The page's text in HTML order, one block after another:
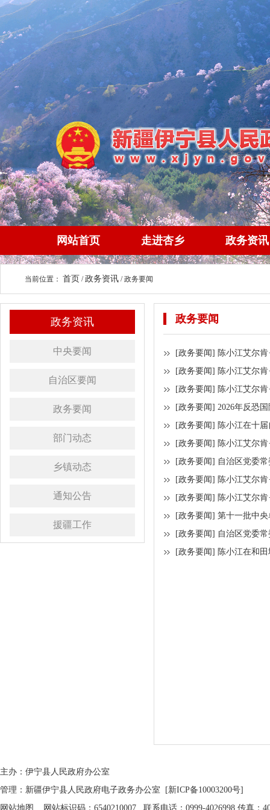
网站首页 走进杏乡 政务资讯
当前位置： 首页 /政务资讯 /政务要闻
政务资讯
中央要闻
自治区要闻
政务要闻
部门动态
乡镇动态
通知公告
援疆工作
政务要闻
[政务要闻] 陈小江艾尔
[政务要闻] 陈小江艾尔
[政务要闻] 陈小江艾尔
[政务要闻] 2026年反恐
[政务要闻]
[政务要闻] 陈小江艾尔
[政务要闻] 自治区党委
[政务要闻] 陈小江艾尔
[政务要闻] 陈小江艾尔
[政务要闻] 第十一批中
[政务要闻] 自治区党委
[政务要闻] 陈小江在和
主办：伊宁县人民政府办公室
管理：新疆伊宁县人民政府电子政务办公室
[新ICP备10003200号]
网站地图
网站标识码：6540210007 联系电话：0999-4026998 传真：